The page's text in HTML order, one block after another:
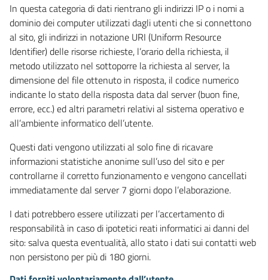
In questa categoria di dati rientrano gli indirizzi IP o i nomi a
dominio dei computer utilizzati dagli utenti che si connettono
al sito, gli indirizzi in notazione URI (Uniform Resource
Identifier) delle risorse richieste, l’orario della richiesta, il
metodo utilizzato nel sottoporre la richiesta al server, la
dimensione del file ottenuto in risposta, il codice numerico
indicante lo stato della risposta data dal server (buon fine,
errore, ecc.) ed altri parametri relativi al sistema operativo e
all’ambiente informatico dell’utente.
Questi dati vengono utilizzati al solo fine di ricavare
informazioni statistiche anonime sull’uso del sito e per
controllarne il corretto funzionamento e vengono cancellati
immediatamente dal server 7 giorni dopo l’elaborazione.
I dati potrebbero essere utilizzati per l’accertamento di
responsabilità in caso di ipotetici reati informatici ai danni del
sito: salva questa eventualità, allo stato i dati sui contatti web
non persistono per più di 180 giorni.